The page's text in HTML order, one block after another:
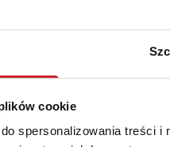
cookie
spersonalizowania treści i